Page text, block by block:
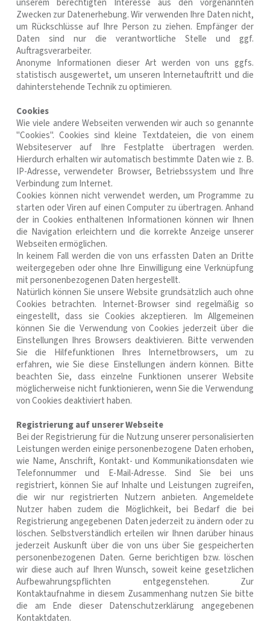
unserem berechtigten Interesse aus den vorgenannten
Zwecken zur Datenerhebung. Wir verwenden Ihre Daten nicht,
um Rückschlüsse auf Ihre Person zu ziehen. Empfänger der
Daten sind nur die verantwortliche Stelle und ggf.
Auftragsverarbeiter.
Anonyme Informationen dieser Art werden von uns ggfs.
statistisch ausgewertet, um unseren Internetauftritt und die
dahinterstehende Technik zu optimieren.
Cookies
Wie viele andere Webseiten verwenden wir auch so genannte
"Cookies". Cookies sind kleine Textdateien, die von einem
Websiteserver auf Ihre Festplatte übertragen werden.
Hierdurch erhalten wir automatisch bestimmte Daten wie z. B.
IP-Adresse, verwendeter Browser, Betriebssystem und Ihre
Verbindung zum Internet.
Cookies können nicht verwendet werden, um Programme zu
starten oder Viren auf einen Computer zu übertragen. Anhand
der in Cookies enthaltenen Informationen können wir Ihnen
die Navigation erleichtern und die korrekte Anzeige unserer
Webseiten ermöglichen.
In keinem Fall werden die von uns erfassten Daten an Dritte
weitergegeben oder ohne Ihre Einwilligung eine Verknüpfung
mit personenbezogenen Daten hergestellt.
Natürlich können Sie unsere Website grundsätzlich auch ohne
Cookies betrachten. Internet-Browser sind regelmäßig so
eingestellt, dass sie Cookies akzeptieren. Im Allgemeinen
können Sie die Verwendung von Cookies jederzeit über die
Einstellungen Ihres Browsers deaktivieren. Bitte verwenden
Sie die Hilfefunktionen Ihres Internetbrowsers, um zu
erfahren, wie Sie diese Einstellungen ändern können. Bitte
beachten Sie, dass einzelne Funktionen unserer Website
möglicherweise nicht funktionieren, wenn Sie die Verwendung
von Cookies deaktiviert haben.
Registrierung auf unserer Webseite
Bei der Registrierung für die Nutzung unserer personalisierten
Leistungen werden einige personenbezogene Daten erhoben,
wie Name, Anschrift, Kontakt- und Kommunikationsdaten wie
Telefonnummer und E-Mail-Adresse. Sind Sie bei uns
registriert, können Sie auf Inhalte und Leistungen zugreifen,
die wir nur registrierten Nutzern anbieten. Angemeldete
Nutzer haben zudem die Möglichkeit, bei Bedarf die bei
Registrierung angegebenen Daten jederzeit zu ändern oder zu
löschen. Selbstverständlich erteilen wir Ihnen darüber hinaus
jederzeit Auskunft über die von uns über Sie gespeicherten
personenbezogenen Daten. Gerne berichtigen bzw. löschen
wir diese auch auf Ihren Wunsch, soweit keine gesetzlichen
Aufbewahrungspflichten entgegenstehen. Zur
Kontaktaufnahme in diesem Zusammenhang nutzen Sie bitte
die am Ende dieser Datenschutzerklärung angegebenen
Kontaktdaten.